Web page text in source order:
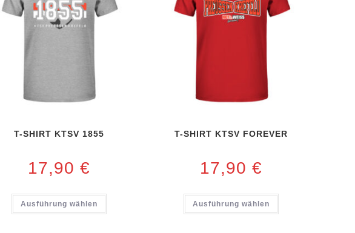
T-SHIRT KTSV 1855
17,90 €
Ausführung wählen
T-SHIRT KTSV FOREVER
17,90€
Ausführung wählen